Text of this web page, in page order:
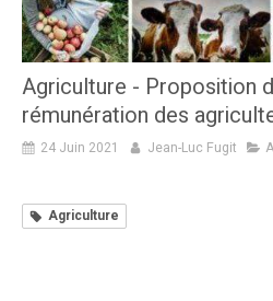
Agriculture - Proposition
rémunération des
24 Juin 2021 Jean-Luc Fugit
Agriculture